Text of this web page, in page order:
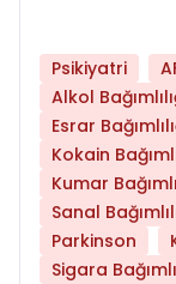
Psikiyatri
Alkol
Esrar
Kokain
Kumar
Sanal
Parkinson
Sigara